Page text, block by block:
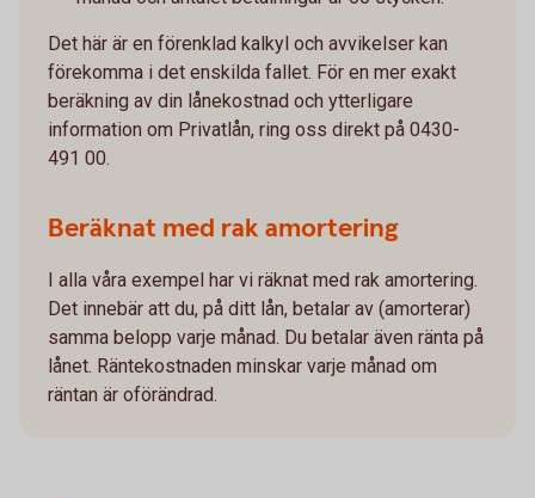
Det här är en förenklad kalkyl och avvikelser kan
förekomma i det enskilda fallet. För en mer exakt
beräkning av din lånekostnad och ytterligare
information om Privatlån, ring oss direkt på 0430-
491 00.
Beräknat med rak amortering
I alla våra exempel har vi räknat med rak amortering.
Det innebär att du, på ditt lån, betalar av (amorterar)
samma belopp varje månad. Du betalar även ränta på
lånet. Räntekostnaden minskar varje månad om
räntan är oförändrad.